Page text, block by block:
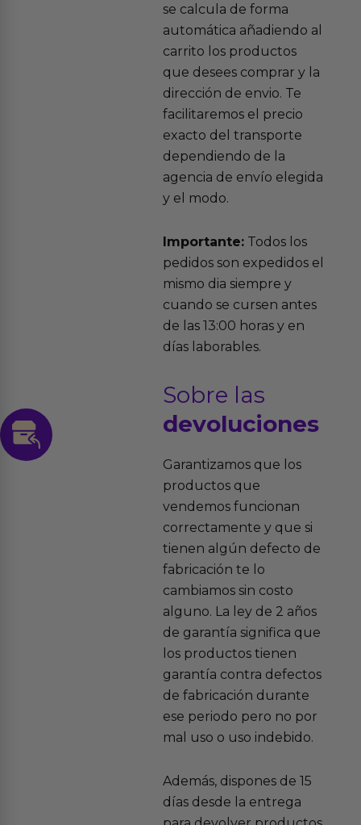
se calcula de forma
automática añadiendo al
carrito los productos
que desees comprar y la
dirección de envio. Te
facilitaremos el precio
exacto del transporte
dependiendo de la
agencia de envío elegida
y el modo.
Importante:Todos los
pedidos son expedidos el
mismo dia siempre y
cuando se cursen antes
de las 13:00 horas y en
días laborables.
Sobre las
devoluciones
Garantizamos que los
productos que
vendemos funcionan
correctamente y que si
tienen algún defecto de
fabricación te lo
cambiamos sin costo
alguno. La ley de 2 años
de garantía significa que
los productos tienen
garantía contra defectos
de fabricación durante
ese periodo pero no por
mal uso o uso indebido.
Además, dispones de 15
días desde la entrega